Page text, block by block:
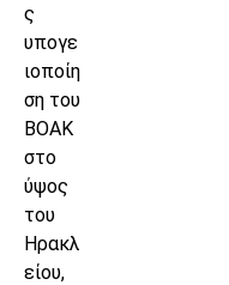
ς
υπογε
ιοποίη
ση του
ΒΟΑΚ
στο
ύψος
του
Ηρακλ
είου,